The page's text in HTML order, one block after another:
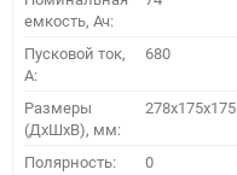
емкость, Ач:
Пусковой ток,
A:
680
Размеры
(ДхШхВ), мм:
278x175x175
Полярность: 0